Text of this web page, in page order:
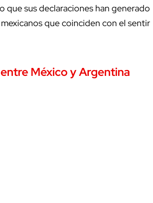
sus declaraciones han generado
que coinciden con el sentir
México y Argentina